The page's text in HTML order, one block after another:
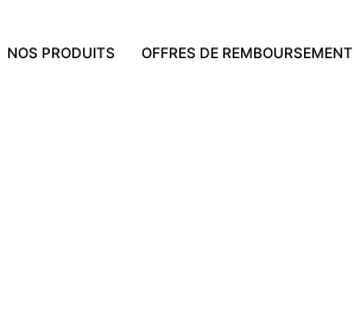
NOS PRODUITS OFFRES DE REMBOURSEMENT